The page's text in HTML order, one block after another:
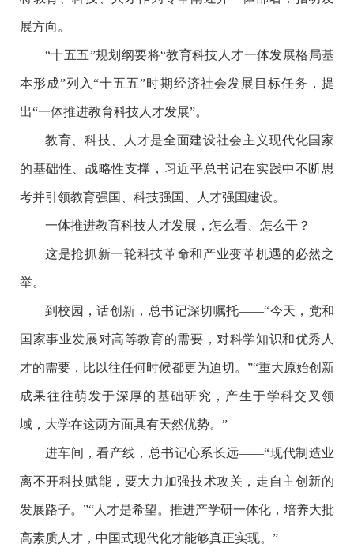
展方向。
“十五五”规划纲要将“教育科技人才一体发展格局基
本形成”列入“十五五”时期经济社会发展目标任务，提
出“一体推进教育科技人才发展”。
教育、科技、人才是全面建设社会主义现代化国家
的基础性、战略性支撑，习近平总书记在实践中不断思
考并引领教育强国、科技强国、人才强国建设。
一体推进教育科技人才发展，怎么看、怎么干？
这是抢抓新一轮科技革命和产业变革机遇的必然之
举。
到校园，话创新，总书记深切嘱托——“今天，党和
国家事业发展对高等教育的需要，对科学知识和优秀人
才的需要，比以往任何时候都更为迫切。”“重大原始创新
成果往往萌发于深厚的基础研究，产生于学科交叉领
域，大学在这两方面具有天然优势。”
进车间，看产线，总书记心系长远——“现代制造业
离不开科技赋能，要大力加强技术攻关，走自主创新的
发展路子。”“人才是希望。推进产学研一体化，培养大批
高素质人才，中国式现代化才能够真正实现。”